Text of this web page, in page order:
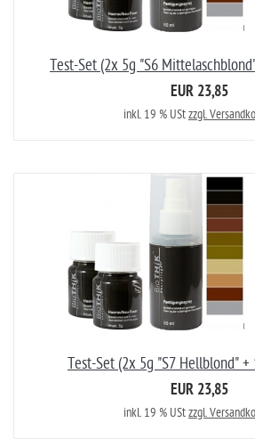
Test-Set (2x 5g "S6
EUR 23,85
inkl. 19 % UStzzgl.
Test-Set (2x 5g "S7 Hellblond" +
EUR 23,85
inkl. 19 % UStzzgl.